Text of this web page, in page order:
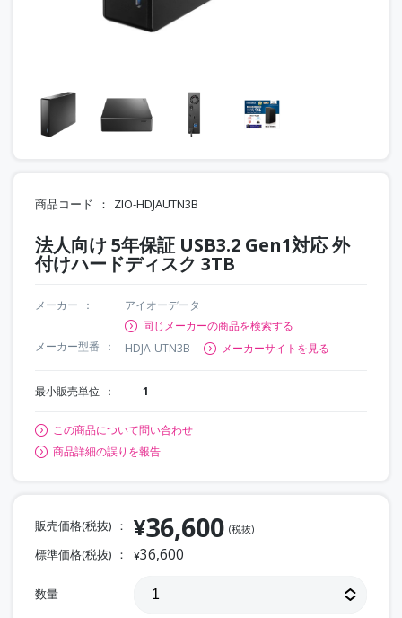
商品コード ZIO-HDJAUTN3B
法人向け 5年保証 USB3.2 Gen1対応 外
付けハードディスク 3TB
メーカー
アイオーデータ
同じメーカーの商品を検索する
メーカー型番
HDJA-UTN3B メーカーサイトを見る
最小販売単位 1
この商品について問い合わせ
商品詳細の誤りを報告
販売価格(税抜) ¥36,600 (税抜)
標準価格(税抜) ¥36,600
数量